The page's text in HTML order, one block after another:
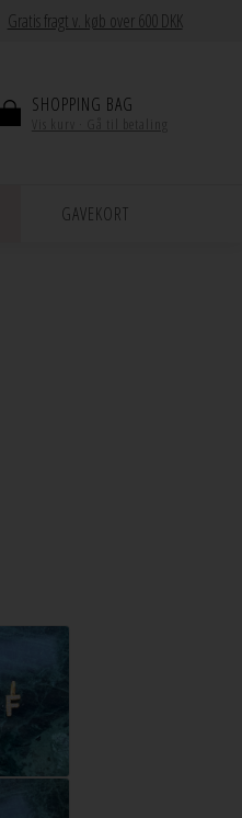
Gratis fragt v. køb over 600 DKK
SHOPPING BAG
GAVEKORT